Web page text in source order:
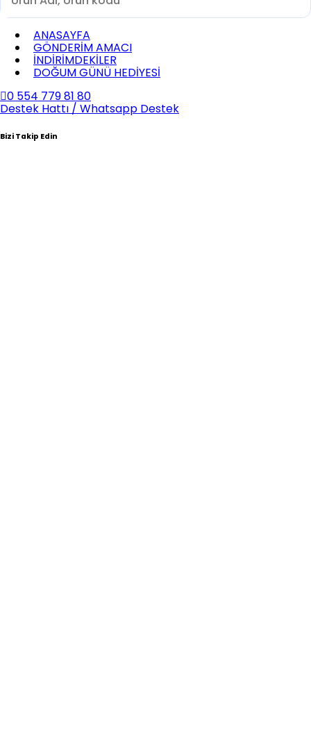
ANASAYFA
GÖNDERİM AMACI
İNDİRİMDEKİLER
DOĞUM GÜNÜ HEDİYESİ
0 554 779 81 80
Destek Hattı / Whatsapp Destek
Bizi Takip Edin